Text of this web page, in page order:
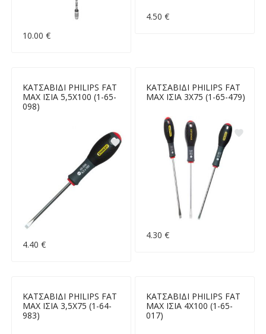
10.00 €
4.50 €
ΚΑΤΣΑΒΙΔΙ PHILIPS FAT
MAX ΙΣΙΑ 5,5Χ100 (1-65-
098)
4.40 €
ΚΑΤΣΑΒΙΔΙ PHILIPS FAT
MAX ΙΣΙΑ 3Χ75 (1-65-479)
4.30 €
ΚΑΤΣΑΒΙΔΙ PHILIPS FAT
MAX ΙΣΙΑ 3,5Χ75 (1-64-
983)
ΚΑΤΣΑΒΙΔΙ PHILIPS FAT
MAX ΙΣΙΑ 4Χ100 (1-65-
017)